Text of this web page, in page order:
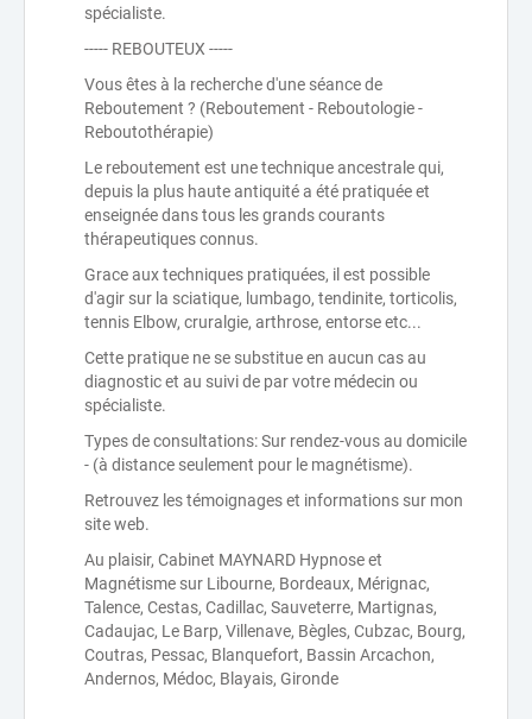
spécialiste.
----- REBOUTEUX -----
Vous êtes à la recherche d'une séance de
Reboutement ? (Reboutement - Reboutologie -
Reboutothérapie)
Le reboutement est une technique ancestrale qui,
depuis la plus haute antiquité a été pratiquée et
enseignée dans tous les grands courants
thérapeutiques connus.
Grace aux techniques pratiquées, il est possible
d'agir sur la sciatique, lumbago, tendinite, torticolis,
tennis Elbow, cruralgie, arthrose, entorse etc...
Cette pratique ne se substitue en aucun cas au
diagnostic et au suivi de par votre médecin ou
spécialiste.
Types de consultations: Sur rendez-vous au domicile
- (à distance seulement pour le magnétisme).
Retrouvez les témoignages et informations sur mon
site web.
Au plaisir, Cabinet MAYNARD Hypnose et
Magnétisme sur Libourne, Bordeaux, Mérignac,
Talence, Cestas, Cadillac, Sauveterre, Martignas,
Cadaujac, Le Barp, Villenave, Bègles, Cubzac, Bourg,
Coutras, Pessac, Blanquefort, Bassin Arcachon,
Andernos, Médoc, Blayais, Gironde